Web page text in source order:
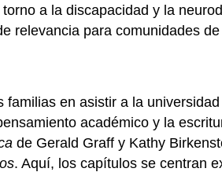
a la discapacidad y la
relevancia para comunidades
en asistir a la
académico y la
de Gerald Graff y Kathy
. Aquí, los capítulos se centran